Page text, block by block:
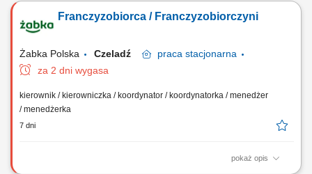
obsługi. Monitorowanie stanów magazynowych i zamówień.
Dostosowywanie asortymentu sklepu do potrzeb lokalnego rynku.
Franczyzobiorca / Franczyzobiorczyni
Żabka Polska Czeladź praca stacjonarna
za 2 dni wygasa
kierownik / kierowniczka / koordynator / koordynatorka / menedżer
/ menedżerka
7 dni
pokaż opis